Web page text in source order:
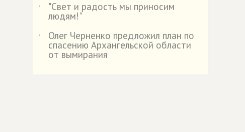
˙
"Свет и радость мы приносим
людям!"
˙
Олег Черненко предложил план по
спасению Архангельской области
от вымирания